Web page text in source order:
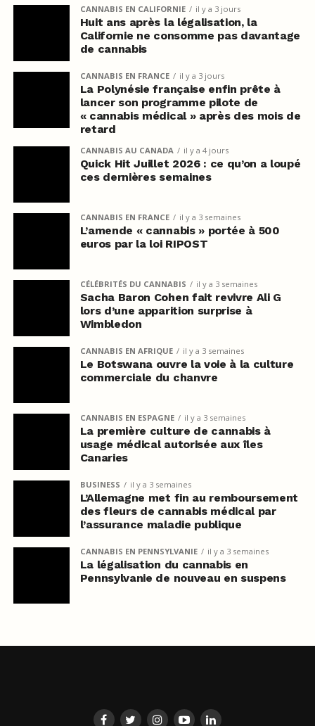
CANNABIS EN CALIFORNIE il y a 3 jours
Huit ans après la légalisation, la
Californie ne consomme pas davantage
de cannabis
CANNABIS EN FRANCE il y a 3 jours
La Polynésie française enfin prête à
lancer son programme pilote de
« cannabis médical » après des mois de
retard
CANNABIS AU CANADA il y a 4 jours
Quick Hit Juillet 2026 : ce qu’on a loupé
ces dernières semaines
CANNABIS EN FRANCE il y a 3 semaines
L’amende « cannabis » portée à 500
euros par la loi RIPOST
CÉLÉBRITÉS DU CANNABIS il y a 3 semaines
Sacha Baron Cohen fait revivre Ali G
lors d’une apparition surprise à
Wimbledon
CANNABIS EN AFRIQUE il y a 3 semaines
Le Botswana ouvre la voie à la culture
commerciale du chanvre
CANNABIS EN ESPAGNE il y a 3 semaines
La première culture de cannabis à
usage médical autorisée aux îles
Canaries
BUSINESS il y a 3 semaines
L’Allemagne met fin au remboursement
des fleurs de cannabis médical par
l’assurance maladie publique
CANNABIS EN PENNSYLVANIE il y a 3 semaines
La légalisation du cannabis en
Pennsylvanie de nouveau en suspens